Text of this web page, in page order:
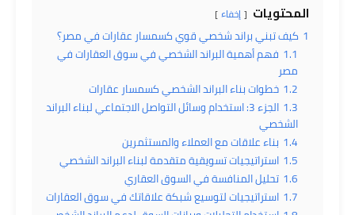
المحتويات إخفاء
1 كيف تبني براند شخصي قوي كسمسار عقارات في مصر؟
1.1 فهم أهمية البراند الشخصي في سوق العقارات في
مصر
1.2 خطوات بناء البراند الشخصي كسمسار عقارات
1.3
الجزء 3: استخدام وسائل التواصل الاجتماعي لبناء البراند
الشخصي
1.4 بناء علاقات مع العملاء والمستثمرين
1.5 استراتيجيات تسويقية متقدمة لبناء البراند الشخصي
1.6 تحليل المنافسة في السوق العقاري
1.7 استراتيجيات لتوسيع شبكة علاقاتك في سوق العقارات